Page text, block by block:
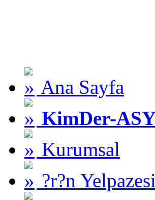
Ana Sayfa
KimDer-
Kurumsal
?r?n Yelpazesi